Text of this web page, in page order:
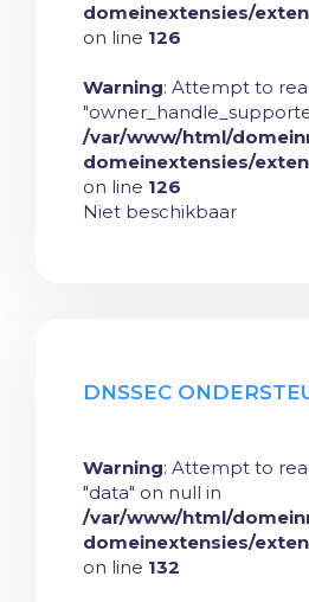
domeinextensies/
on line 126
Warning: Attempt to
/var/www/html/
domeinextensies/
on line 126
Niet beschikbaar
DNSSEC
Warning: Attempt to
"data" on null in
/var/www/html/
domeinextensies/
on line 132